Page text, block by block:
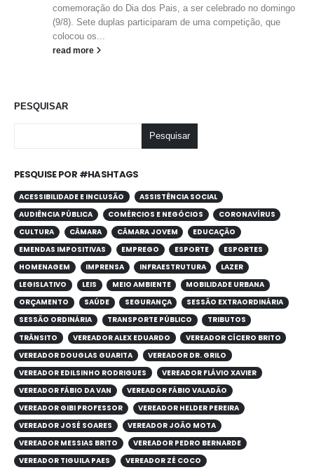
comemoração do Dia dos Pais, a ser celebrado no domingo
(9/8). Sete duplas participaram de uma competição, que
colocou os...
read more
PESQUISAR
Pesquisar
PESQUISE POR #HASHTAGS
ACESSIBILIDADE E INCLUSÃO
ASSISTÊNCIA SOCIAL
AUDIÊNCIA PÚBLICA
COMÉRCIOS E NEGÓCIOS
CORONAVÍRUS
CULTURA
CÂMARA CÂMARA JOVEM
EDUCAÇÃO
EMENDAS IMPOSITIVAS
EMPREGO ESPORTE
ESPORTES
HOMENAGEM
IMPRENSA INFRAESTRUTURA
LAZER
LEGISLATIVO
LEIS MEIO AMBIENTE
MOBILIDADE URBANA
ORÇAMENTO
SAÚDE SEGURANÇA
SESSÃO EXTRAORDINÁRIA
SESSÃO ORDINÁRIA
TRANSPORTE PÚBLICO
TRIBUTOS
TRÂNSITO
VEREADOR ALEX EDUARDO
VEREADOR CÍCERO BRITO
VEREADOR DOUGLAS GUARITA
VEREADOR DR. GRILO
VEREADOR EDILSINHO RODRIGUES
VEREADOR FLÁVIO XAVIER
VEREADOR FÁBIO DA VAN
VEREADOR FÁBIO VALADÃO
VEREADOR GIBI PROFESSOR
VEREADOR HELDER PEREIRA
VEREADOR JOSÉ SOARES
VEREADOR JOÃO MOTA
VEREADOR MESSIAS BRITO
VEREADOR PEDRO BERNARDE
VEREADOR TIGUILA PAES
VEREADOR ZÉ COCO